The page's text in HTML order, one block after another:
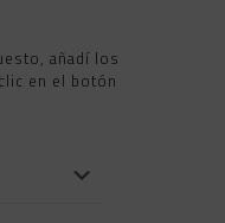
añadí los
en el botón